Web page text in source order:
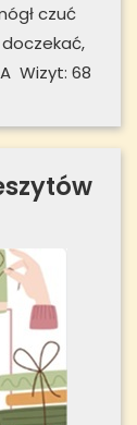
czuć
Wizyt: 68